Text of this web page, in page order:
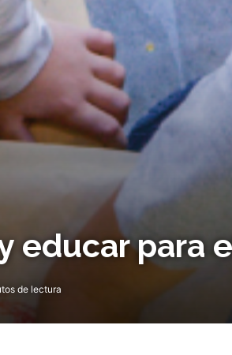
educar para
de lectura